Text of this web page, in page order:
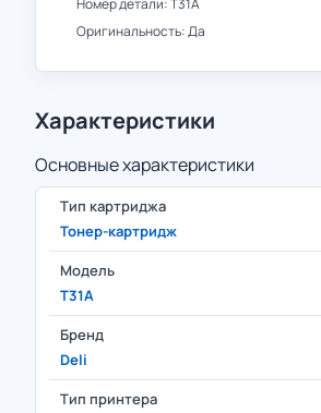
Номер детали: T31A
Оригинальность: Да
Характеристики
Основные характеристики
Тип картриджа
Тонер-картридж
Модель
T31A
Бренд
Deli
Тип принтера